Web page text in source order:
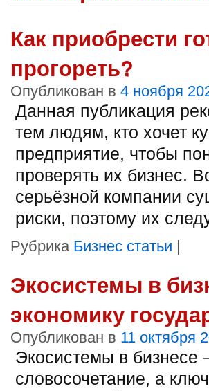
Как приобрести
прогореть?
Опубликован в 4 ноября
Данная публикация
тем людям, кто хочет
предприятие, чтобы
проверять их бизнес.
серьёзной компании
риски, поэтому их
Рубрика Бизнес статьи |
Экосистемы в
экономику
Опубликован в 11 октября
Экосистемы в бизнесе
словосочетание, а